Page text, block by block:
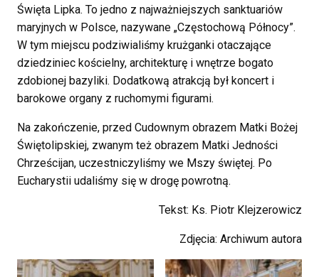
Święta Lipka. To jedno z najważniejszych sanktuariów
maryjnych w Polsce, nazywane „Częstochową Północy”.
W tym miejscu podziwialiśmy krużganki otaczające
dziedziniec kościelny, architekturę i wnętrze bogato
zdobionej bazyliki. Dodatkową atrakcją był koncert i
barokowe organy z ruchomymi figurami.
Na zakończenie, przed Cudownym obrazem Matki Bożej
Świętolipskiej, zwanym też obrazem Matki Jedności
Chrześcijan, uczestniczyliśmy we Mszy świętej. Po
Eucharystii udaliśmy się w drogę powrotną.
Tekst: Ks. Piotr Klejzerowicz
Zdjęcia: Archiwum autora